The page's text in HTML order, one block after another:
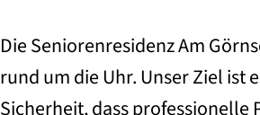
Die Seniorenresidenz Am
rund um die Uhr. Unser Ziel ist
Sicherheit, dass professionelle